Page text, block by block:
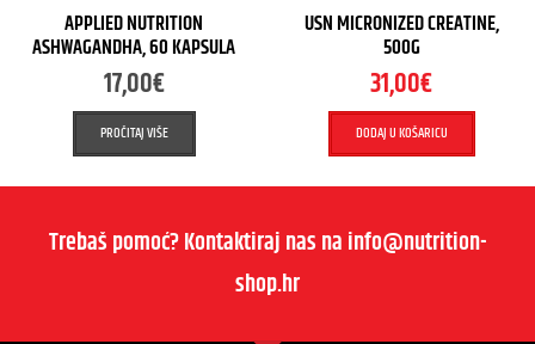
APPLIED NUTRITION
ASHWAGANDHA, 60 KAPSULA
17,00€
PROČITAJ VIŠE
USN MICRONIZED CREATINE,
500G
31,00€
DODAJ U KOŠARICU
Trebaš pomoć? Kontaktiraj nas na info@nutrition-
shop.hr